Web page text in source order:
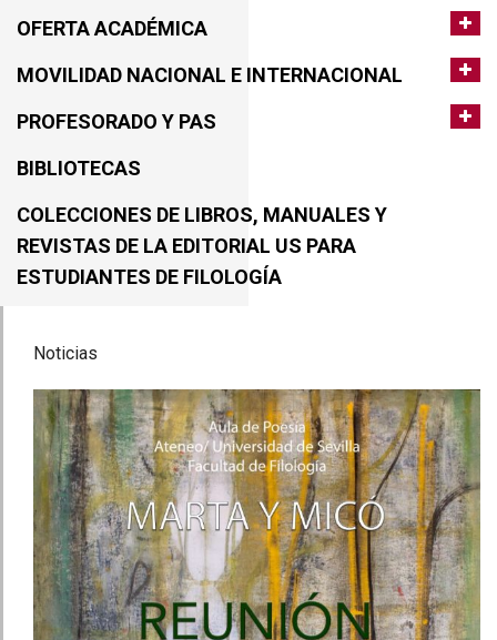
OFERTA ACADÉMICA
MOVILIDAD NACIONAL E INTERNACIONAL
PROFESORADO Y PAS
BIBLIOTECAS
COLECCIONES DE LIBROS, MANUALES Y
REVISTAS DE LA EDITORIAL US PARA
ESTUDIANTES DE FILOLOGÍA
Noticias